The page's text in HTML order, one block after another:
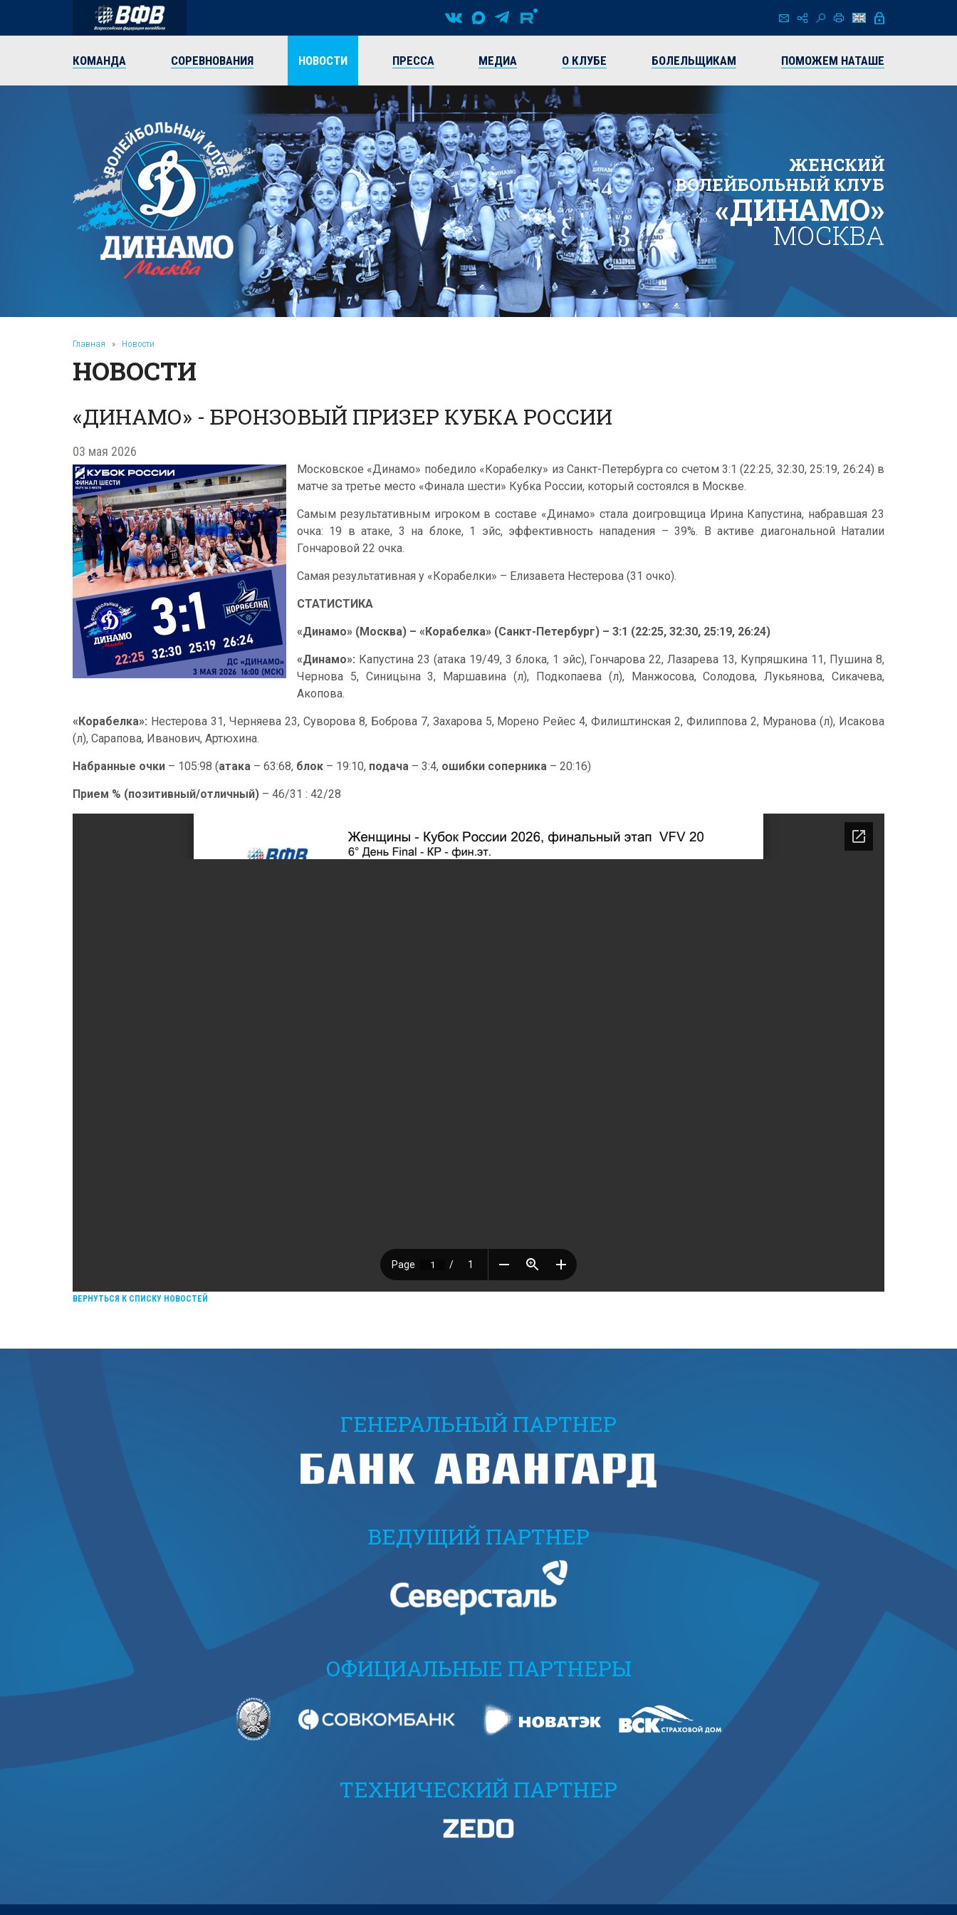
КОМАНДА СОРЕВНОВАНИЯ НОВОСТИ ПРЕССА МЕДИА О КЛУБЕ БОЛЕЛЬЩИКАМ ПОМОЖЕМ НАТАШЕ
ЖЕНСКИЙ
ВОЛЕЙБОЛЬНЫЙ КЛУБ
«ДИНАМО»
МОСКВА
Главная » Новости
НОВОСТИ
«ДИНАМО» - БРОНЗОВЫЙ ПРИЗЕР КУБКА РОССИИ
03 мая 2026
Московское «Динамо» победило «Корабелку» из Санкт-Петербурга со счетом 3:1 (22:25, 32:30, 25:19, 26:24) в
матче за третье место «Финала шести» Кубка России, который состоялся в Москве.
Самым результативным игроком в составе «Динамо» стала доигровщица Ирина Капустина, набравшая 23
очка: 19 в атаке, 3 на блоке, 1 эйс, эффективность нападения – 39%. В активе диагональной Наталии
Гончаровой 22 очка.
Самая результативная у «Корабелки» – Елизавета Нестерова (31 очко).
СТАТИСТИКА
«Динамо» (Москва) – «Корабелка» (Санкт-Петербург) – 3:1 (22:25, 32:30, 25:19, 26:24)
«Динамо»: Капустина 23 (атака 19/49, 3 блока, 1 эйс), Гончарова 22, Лазарева 13, Купряшкина 11, Пушина 8,
Чернова 5, Синицына 3, Маршавина (л), Подкопаева (л), Манжосова, Солодова, Лукьянова, Сикачева,
Акопова.
«Корабелка»: Нестерова 31, Черняева 23, Суворова 8, Боброва 7, Захарова 5, Морено Рейес 4, Филиштинская 2, Филиппова 2, Муранова (л), Исакова
(л), Сарапова, Иванович, Артюхина.
Набранные очки – 105:98 (атака – 63:68, блок – 19:10, подача – 3:4, ошибки соперника – 20:16)
Прием % (позитивный/отличный) – 46/31 : 42/28
ВЕРНУТЬСЯ К СПИСКУ НОВОСТЕЙ
ГЕНЕРАЛЬНЫЙ ПАРТНЕР
ВЕДУЩИЙ ПАРТНЕР
ОФИЦИАЛЬНЫЕ ПАРТНЕРЫ
ТЕХНИЧЕСКИЙ ПАРТНЕР